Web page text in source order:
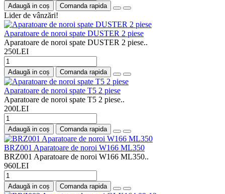
Adaugă in coș Comanda rapida
Lider de vânzări!
Aparatoare de noroi spate DUSTER 2 piese
Aparatoare de noroi spate DUSTER 2 piese..
250LEI
Adaugă in coș Comanda rapida
Aparatoare de noroi spate T5 2 piese
Aparatoare de noroi spate T5 2 piese..
200LEI
Adaugă in coș Comanda rapida
BRZ001 Aparatoare de noroi W166 ML350
BRZ001 Aparatoare de noroi W166 ML350..
960LEI
Adaugă in coș Comanda rapida